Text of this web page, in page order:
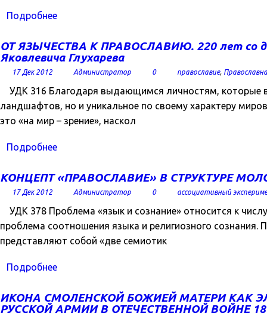
Подробнее
ОТ ЯЗЫЧЕСТВА К ПРАВОСЛАВИЮ. 220 лет со
Яковлевича Глухарева
17 Дек 2012 Администратор 0 православие,
УДК 316 Благодаря выдающимся личностям, которые в
ландшафтов, но и уникальное по своему характеру
это «на мир – зрение», наскол
Подробнее
КОНЦЕПТ «ПРАВОСЛАВИЕ» В СТРУКТУРЕ
17 Дек 2012 Администратор 0 ассоциативный
УДК 378 Проблема «язык и сознание» относится к
проблема соотношения языка и религиозного
представляют собой «две семиотик
Подробнее
ИКОНА СМОЛЕНСКОЙ БОЖИЕЙ МАТЕРИ КАК
РУССКОЙ АРМИИ В ОТЕЧЕСТВЕННОЙ ВОЙНЕ